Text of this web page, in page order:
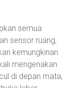
semua
sensor ruang,
kemungkinan
mengenakan
di depan mata,